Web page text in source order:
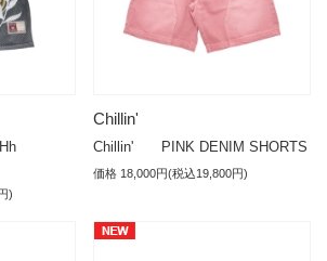
)
Chillin'
Chillin' PINK DENIM SHORTS
価格 18,000円(税込19,800円)